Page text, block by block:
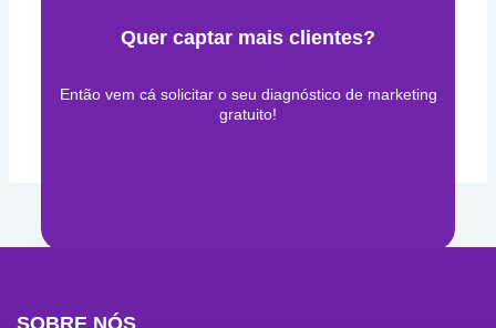
Quer captar mais clientes?
Então vem cá solicitar o seu diagnóstico de marketing
gratuito!
SOBRE NÓS